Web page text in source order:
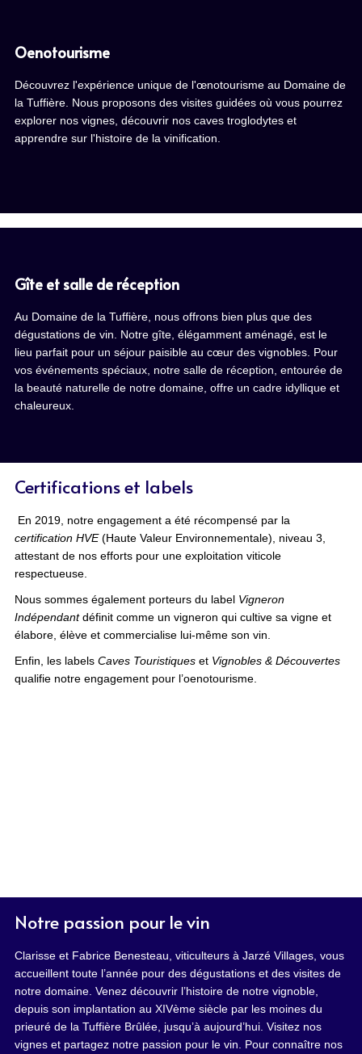
Oenotourisme
Découvrez l'expérience unique de l'œnotourisme au Domaine de
la Tuffière. Nous proposons des visites guidées où vous pourrez
explorer nos vignes, découvrir nos caves troglodytes et
apprendre sur l'histoire de la vinification.
Gîte et salle de réception
Au Domaine de la Tuffière, nous offrons bien plus que des
dégustations de vin. Notre gîte, élégamment aménagé, est le
lieu parfait pour un séjour paisible au cœur des vignobles. Pour
vos événements spéciaux, notre salle de réception, entourée de
la beauté naturelle de notre domaine, offre un cadre idyllique et
chaleureux.
Certifications et labels
En 2019, notre engagement a été récompensé par la
certification HVE(Haute Valeur Environnementale), niveau 3,
attestant de nos efforts pour une exploitation viticole
respectueuse.
Nous sommes également porteurs du label Vigneron
Indépendantdéfinit comme un vigneron qui cultive sa vigne et
élabore, élève et commercialise lui-même son vin.
Enfin, les labels Caves Touristiques et Vignobles & Découvertes
qualifie notre engagement pour l’oenotourisme.
Notre passion pour le vin
Clarisse et Fabrice Benesteau, viticulteurs à Jarzé Villages, vous
accueillent toute l’année pour des dégustations et des visites de
notre domaine. Venez découvrir l’histoire de notre vignoble,
depuis son implantation au XIVème siècle par les moines du
prieuré de la Tuffière Brûlée, jusqu’à aujourd’hui. Visitez nos
vignes et partagez notre passion pour le vin. Pour connaître nos